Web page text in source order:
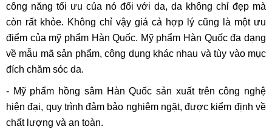
công năng tối ưu của nó đối với da, da không chỉ đẹp mà
còn rất khỏe. Không chỉ vậy giá cả hợp lý cũng là một ưu
điểm của mỹ phẩm Hàn Quốc. Mỹ phẩm Hàn Quốc đa dạng
về mẫu mã sản phẩm, công dụng khác nhau và tùy vào mục
đích chăm sóc da.
- Mỹ phẩm hồng sâm Hàn Quốc sản xuất trên công nghệ
hiện đại, quy trình đảm bảo nghiêm ngặt, được kiểm định về
chất lượng và an toàn.